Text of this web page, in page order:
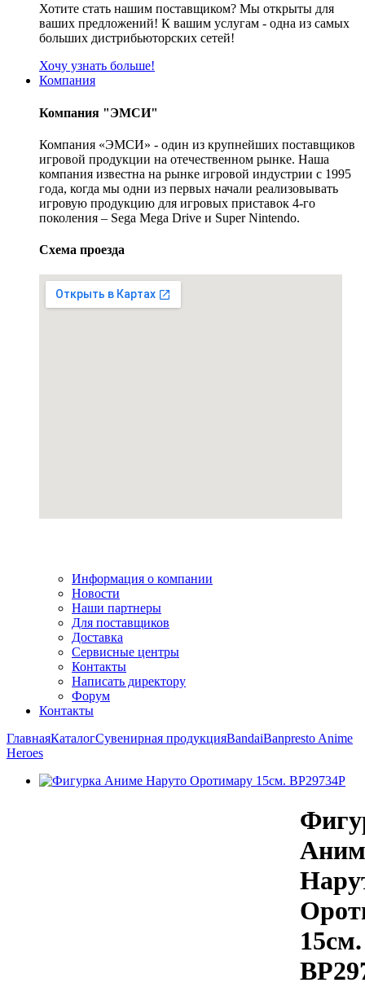
Хотите стать нашим поставщиком? Мы открыты для
ваших предложений! К вашим услугам - одна из самых
больших дистрибьюторских сетей!
Хочу узнать больше!
Компания
Компания "ЭМСИ"
Компания «ЭМСИ» - один из крупнейших поставщиков
игровой продукции на отечественном рынке. Наша
компания известна на рынке игровой индустрии с 1995
года, когда мы одни из первых начали реализовывать
игровую продукцию для игровых приставок 4-го
поколения – Sega Mega Drive и Super Nintendo.
Схема проезда
Информация о компании
Новости
Наши партнеры
Для поставщиков
Доставка
Сервисные центры
Контакты
Написать директору
Форум
Контакты
ГлавнаяКаталогСувенирная продукцияBandaiBanpresto Anime
Heroes
15см.